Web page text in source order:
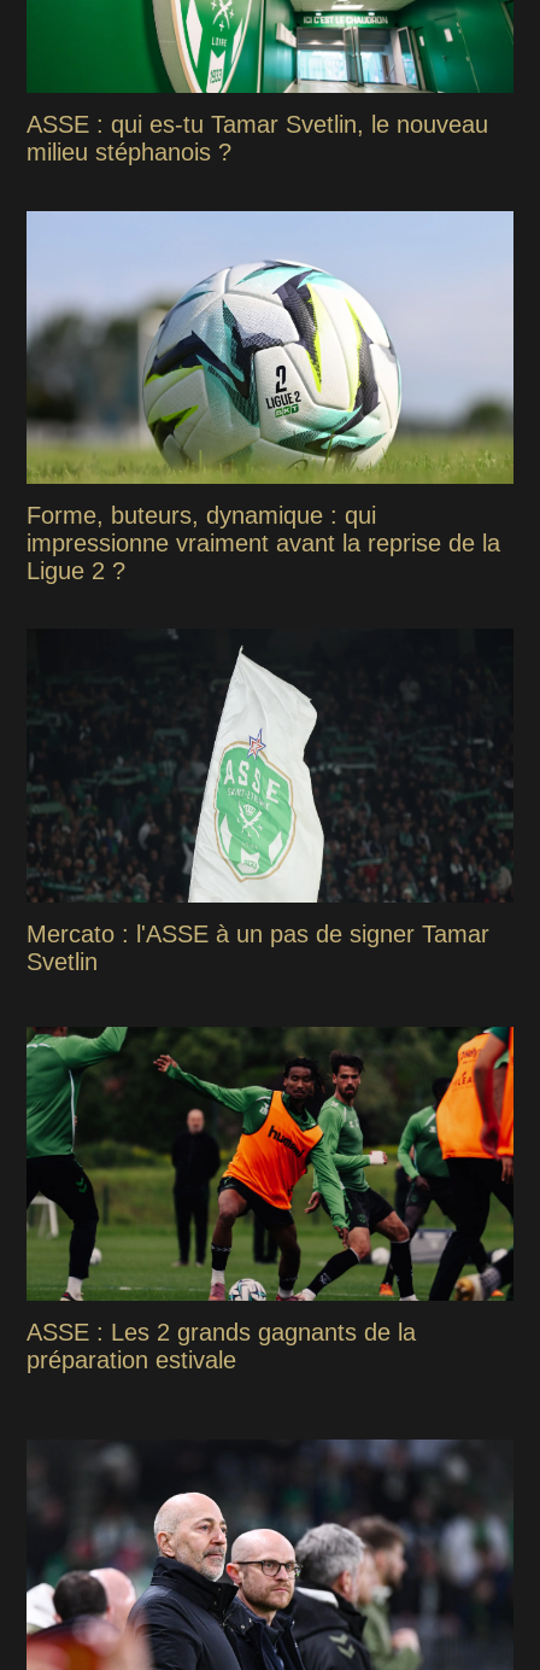
ASSE : qui es-tu Tamar Svetlin, le nouveau
milieu stéphanois ?
Forme, buteurs, dynamique : qui
impressionne vraiment avant la reprise de la
Ligue 2 ?
Mercato : l'ASSE à un pas de signer Tamar
Svetlin
ASSE : Les 2 grands gagnants de la
préparation estivale